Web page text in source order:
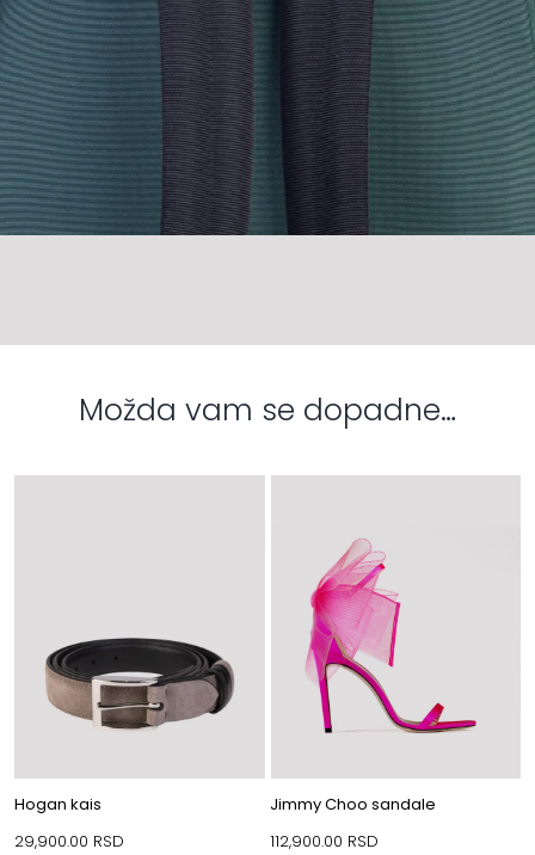
Možda vam se dopadne…
Hogan kais
29,900.00 RSD
Jimmy Choo sandale
112,900.00 RSD